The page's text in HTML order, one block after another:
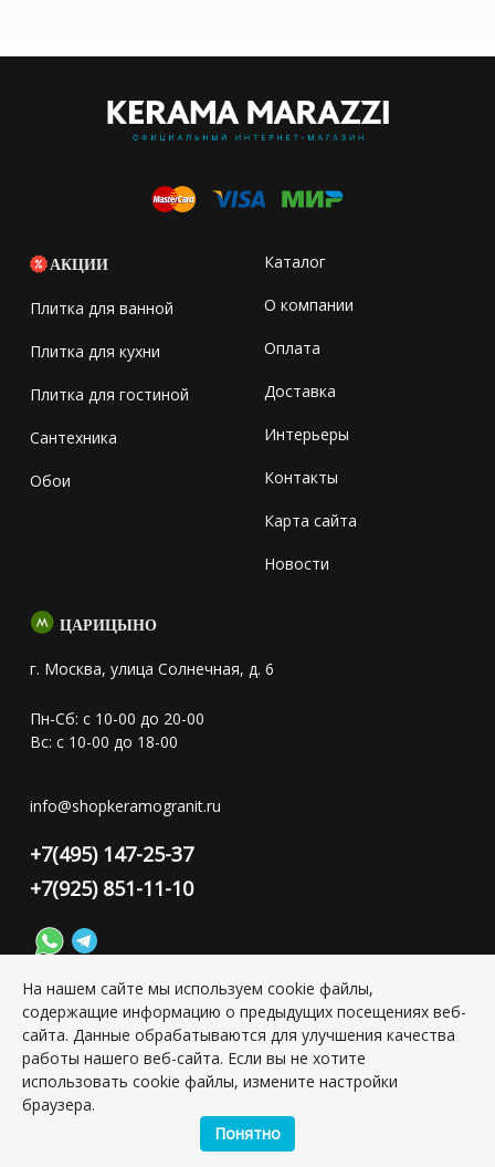
АКЦИИ
Плитка для ванной
Плитка для кухни
Плитка для гостиной
Сантехника
Обои
Каталог
О компании
Оплата
Доставка
Интерьеры
Контакты
Карта сайта
Новости
ЦАРИЦЫНО
г. Москва, улица Солнечная, д. 6
Пн-Сб: с 10-00 до 20-00
Вс: с 10-00 до 18-00
info@shopkeramogranit.ru
+7(495) 147-25-37
+7(925) 851-11-10
Конфиденциальность персональной информации
Copyright © 2026 ИП Григорьян Юлия Сергеевна, ИНН:
501703338416
На нашем сайте мы используем cookie файлы,
содержащие информацию о предыдущих посещениях веб-
сайта. Данные обрабатываются для улучшения качества
работы нашего веб-сайта. Если вы не хотите
использовать cookie файлы, измените настройки
браузера.
Понятно